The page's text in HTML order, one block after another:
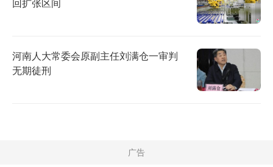
回扩张区间
河南人大常委会原副主任刘满仓一审判
无期徒刑